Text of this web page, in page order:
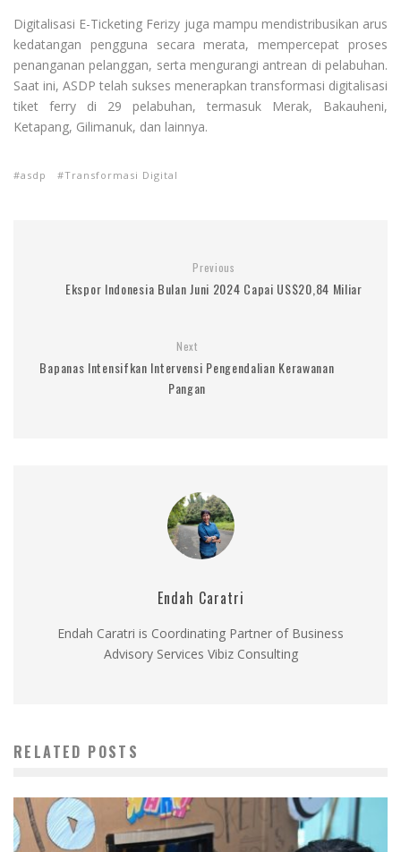
Digitalisasi E-Ticketing Ferizy juga mampu mendistribusikan arus
kedatangan pengguna secara merata, mempercepat proses
penanganan pelanggan, serta mengurangi antrean di pelabuhan.
Saat ini, ASDP telah sukses menerapkan transformasi digitalisasi
tiket ferry di 29 pelabuhan, termasuk Merak, Bakauheni,
Ketapang, Gilimanuk, dan lainnya.
asdp Transformasi Digital
Previous
Ekspor Indonesia Bulan Juni 2024 Capai US$20,84 Miliar
Next
Bapanas Intensifkan Intervensi Pengendalian Kerawanan
Pangan
Endah Caratri
Endah Caratri is Coordinating Partner of Business
Advisory Services Vibiz Consulting
RELATED POSTS